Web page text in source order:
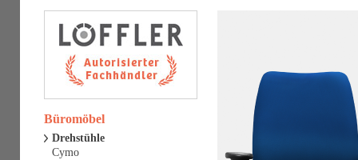
Büromöbel
Drehstühle
Cymo